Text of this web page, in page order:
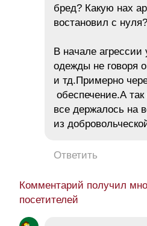
бред? Какую нах
востановил с нуля?
В начале
одежды не говоря
и тд.Примерно
обеспечение.А
все держалось на
из
Ответить
Комментарий получил
посетителей